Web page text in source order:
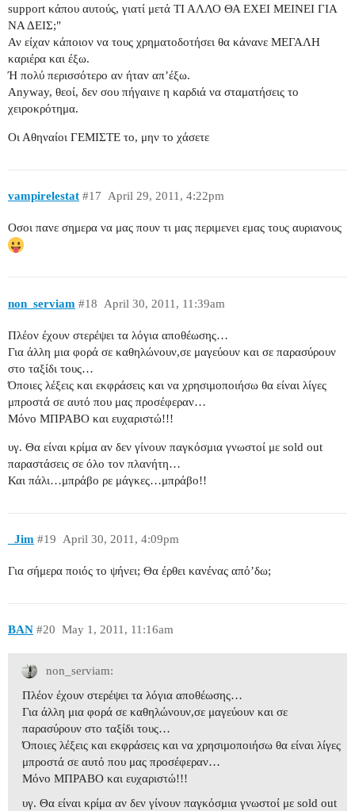
support κάπου αυτούς, γιατί μετά ΤΙ ΑΛΛΟ ΘΑ ΕΧΕΙ ΜΕΙΝΕΙ ΓΙΑ
ΝΑ ΔΕΙΣ;"
Αν είχαν κάποιον να τους χρηματοδοτήσει θα κάνανε ΜΕΓΑΛΗ
καριέρα και έξω.
Ή πολύ περισσότερο αν ήταν απ’έξω.
Anyway, θεοί, δεν σου πήγαινε η καρδιά να σταματήσεις το
χειροκρότημα.
Οι Αθηναίοι ΓΕΜΙΣΤΕ το, μην το χάσετε
vampirelestat April 29, 2011, 4:22pm
#17
Οσοι πανε σημερα να μας πουν τι μας περιμενει εμας τους αυριανους
non_serviam April 30, 2011, 11:39am
#18
Πλέον έχουν στερέψει τα λόγια αποθέωσης…
Για άλλη μια φορά σε καθηλώνουν,σε μαγεύουν και σε παρασύρουν
στο ταξίδι τους…
Όποιες λέξεις και εκφράσεις και να χρησιμοποιήσω θα είναι λίγες
μπροστά σε αυτό που μας προσέφεραν…
Μόνο ΜΠΡΑΒΟ και ευχαριστώ!!!
υγ. Θα είναι κρίμα αν δεν γίνουν παγκόσμια γνωστοί με sold out
παραστάσεις σε όλο τον πλανήτη…
Και πάλι…μπράβο ρε μάγκες…μπράβο!!
_Jim April 30, 2011, 4:09pm
#19
Για σήμερα ποιός το ψήνει; Θα έρθει κανένας από’δω;
BAN May 1, 2011, 11:16am
#20
non_serviam:
Πλέον έχουν στερέψει τα λόγια αποθέωσης…
Για άλλη μια φορά σε καθηλώνουν,σε μαγεύουν και σε
παρασύρουν στο ταξίδι τους…
Όποιες λέξεις και εκφράσεις και να χρησιμοποιήσω θα είναι λίγες
μπροστά σε αυτό που μας προσέφεραν…
Μόνο ΜΠΡΑΒΟ και ευχαριστώ!!!
υγ. Θα είναι κρίμα αν δεν γίνουν παγκόσμια γνωστοί με sold out